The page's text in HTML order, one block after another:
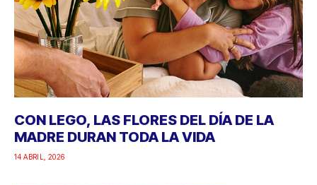
CON LEGO, LAS FLORES DEL DÍA DE LA
MADRE DURAN TODA LA VIDA
14 ABRIL, 2026